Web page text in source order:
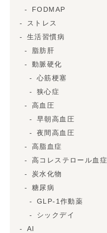
FODMAP
ストレス
生活習慣病
脂肪肝
動脈硬化
心筋梗塞
狭心症
高血圧
早朝高血圧
夜間高血圧
高脂血症
高コレステロール血症
炭水化物
糖尿病
GLP-1作動薬
シックデイ
AI